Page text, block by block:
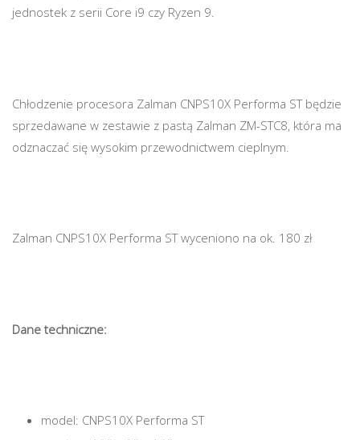
jednostek z serii Core i9 czy Ryzen 9.
Chłodzenie procesora Zalman CNPS10X Performa ST będzie
sprzedawane w zestawie z pastą Zalman ZM-STC8, która ma
odznaczać się wysokim przewodnictwem cieplnym.
Zalman CNPS10X Performa ST wyceniono na ok. 180 zł
Dane techniczne:
model: CNPS10X Performa ST